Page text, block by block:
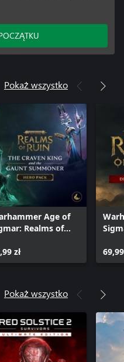
Pokaż wszystko
Age of
Realms of
Tchórzliwy
i Posępny
zł
Pokaż wszystko